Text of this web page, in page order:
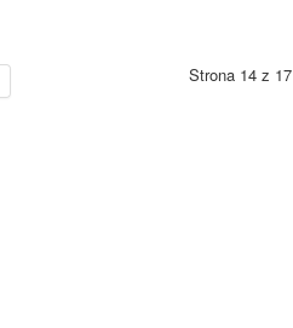
Strona 14 z 17